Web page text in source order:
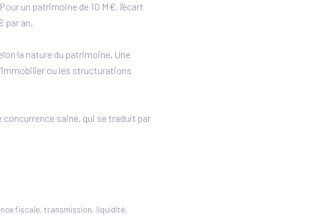
un patrimoine de 10 M€, l'écart
par an.
la nature du patrimoine. Une
ou les structurations
saine, qui se traduit par
fiscale, transmission, liquidité,